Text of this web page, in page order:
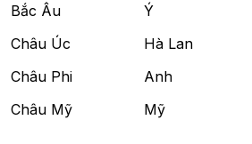
Bắc Âu
Châu Úc
Châu Phi
Châu Mỹ
Ý
Hà Lan
Anh
Mỹ